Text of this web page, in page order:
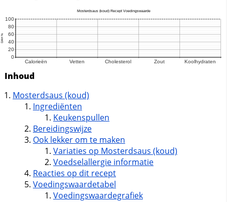
Inhoud
Mosterdsaus (koud)
Ingrediënten
Keukenspullen
Bereidingswijze
Ook lekker om te maken
Variaties op Mosterdsaus (koud)
Voedselallergie informatie
Reacties op dit recept
Voedingswaardetabel
Voedingswaardegrafiek